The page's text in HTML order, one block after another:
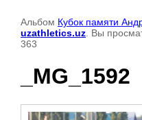
Альбом Кубок памяти
uzathletics.uz . Вы
363
_MG_1592